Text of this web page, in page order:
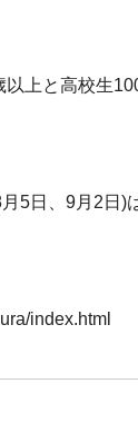
上と高校生
日、9月2日
index.html